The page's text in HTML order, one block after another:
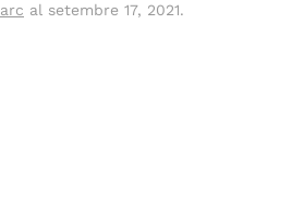
al setembre 17, 2021.